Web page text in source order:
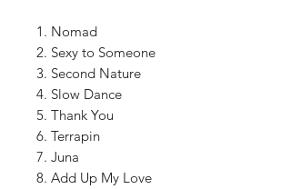
1. Nomad
2. Sexy to Someone
3. Second Nature
4. Slow Dance
5. Thank You
6. Terrapin
7. Juna
8. Add Up My Love